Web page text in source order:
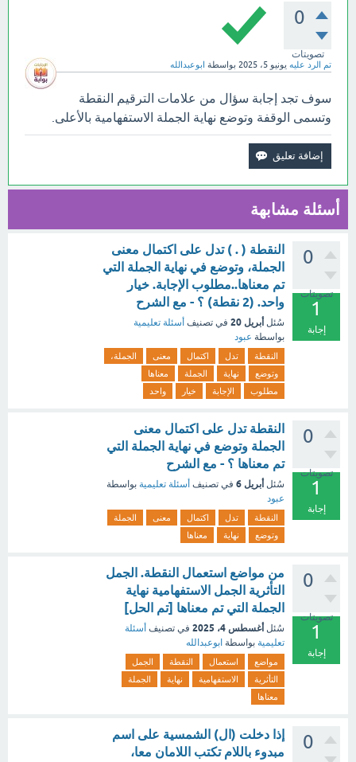
0
تصويتات
تم الرد عليه يونيو 5، 2025 بواسطة ابوعبدالله
سوف تجد إجابة سؤال من علامات الترقيم النقطة
وتسمى الوقفة وتوضع نهاية الجملة الاستفهامية بالأعلى.
أسئلة مشابهة
0
تصويتات
1
إجابة
النقطة ( . ) تدل على اكتمال معنى
الجملة، وتوضع في نهاية الجملة التي
تم معناها..مطلوب الإجابة. خيار
واحد. (2 نقطة) ؟ - مع الشرح
سُئل أبريل 20 في تصنيف أسئلة تعليمية
بواسطة عبود
النقطة تدل اكتمال معنى
الجملة،
وتوضع
نهاية الجملة
معناها
مطلوب
الإجابة خيار واحد
0
تصويتات
1
إجابة
النقطة تدل على اكتمال معنى
الجملة وتوضع في نهاية الجملة التي
تم معناها ؟ - مع الشرح
سُئل أبريل 6 في تصنيف أسئلة تعليمية بواسطة
عبود
النقطة تدل اكتمال معنى
الجملة
وتوضع
نهاية معناها
0
تصويتات
1
إجابة
من مواضع استعمال النقطة. الجمل
التأثرية الجمل الاستفهامية نهاية
الجملة التي تم معناها [تم الحل]
سُئل أغسطس 4، 2025 في تصنيف أسئلة
تعليمية بواسطة ابوعبدالله
مواضع استعمال النقطة
الجمل
التأثرية
الاستفهامية نهاية
الجملة
معناها
0
إذا دخلت (ال) الشمسية على اسم
مبدوء باللام تكتب اللامان معا،